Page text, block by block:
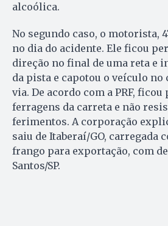
alcoólica.
No segundo caso, o motorista,
no dia do acidente. Ele ficou
direção no final de uma reta e
da pista e capotou o veículo
via. De acordo com a PRF,
ferragens da carreta e não
ferimentos. A corporação
saiu de Itaberaí/GO, carregada
frango para exportação, com
Santos/SP.